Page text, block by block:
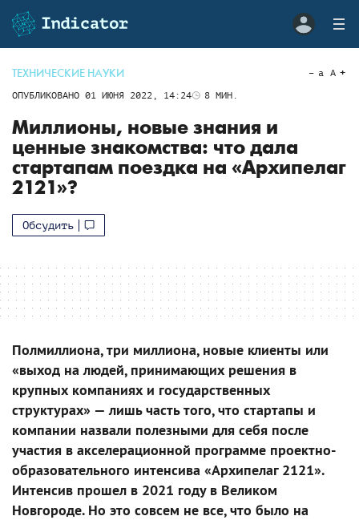
ТЕХНИЧЕСКИЕ НАУКИ
ОПУБЛИКОВАНО 01 ИЮНЯ 2022, 14:24 8 МИН.
a A
Миллионы, новые знания и
ценные знакомства: что дала
стартапам поездка на «Архипелаг
2121»?
Обсудить
Полмиллиона, три миллиона, новые клиенты или
«выход на людей, принимающих решения в
крупных компаниях и государственных
структурах» — лишь часть того, что стартапы и
компании назвали полезными для себя после
участия в акселерационной программе проектно-
образовательного интенсива «Архипелаг 2121».
Интенсив прошел в 2021 году в Великом
Новгороде. Но это совсем не все, что было на